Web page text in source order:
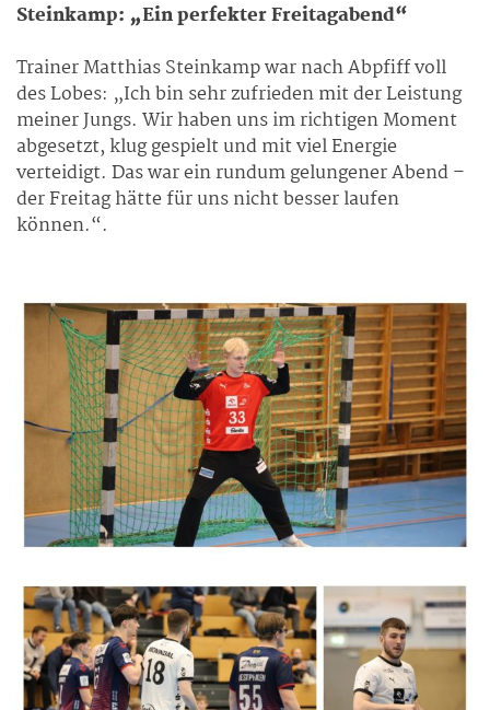
Steinkamp: „Ein perfekter Freitagabend“
Trainer Matthias Steinkamp war nach Abpfiff voll
des Lobes: „Ich bin sehr zufrieden mit der Leistung
meiner Jungs. Wir haben uns im richtigen Moment
abgesetzt, klug gespielt und mit viel Energie
verteidigt. Das war ein rundum gelungener Abend –
der Freitag hätte für uns nicht besser laufen
können.“.